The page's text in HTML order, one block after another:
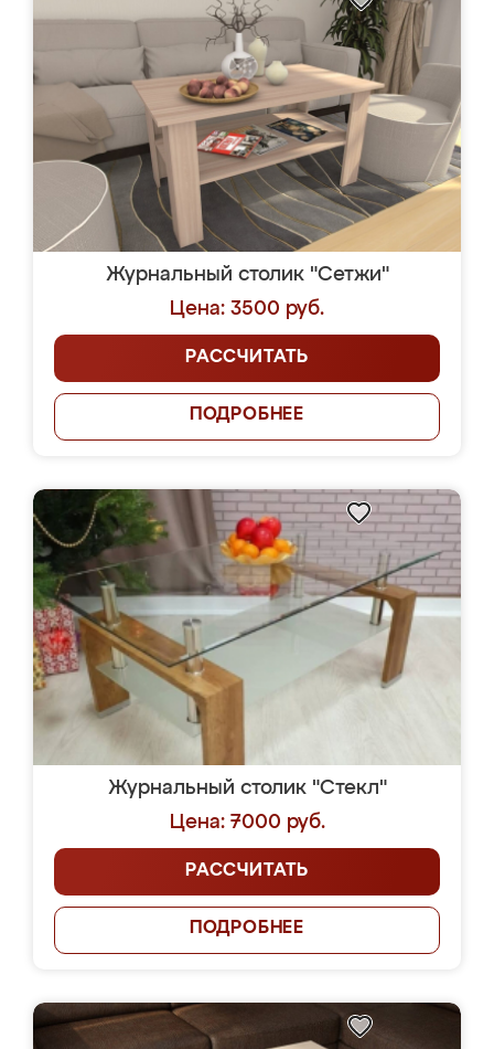
Журнальный столик "Сетжи"
Цена: 3500 руб.
РАССЧИТАТЬ
ПОДРОБНЕЕ
Журнальный столик "Стекл"
Цена: 7000 руб.
РАССЧИТАТЬ
ПОДРОБНЕЕ